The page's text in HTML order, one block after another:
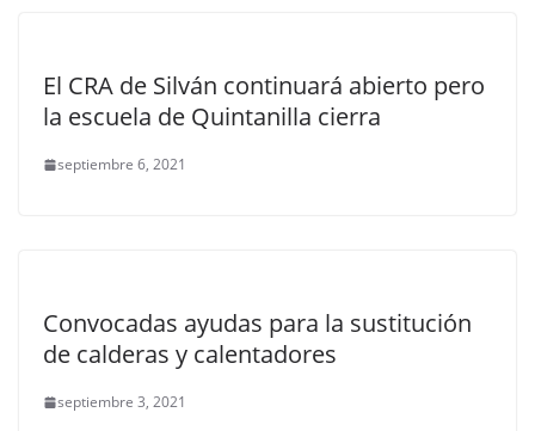
El CRA de Silván continuará abierto pero
la escuela de Quintanilla cierra
septiembre 6, 2021
Convocadas ayudas para la sustitución
de calderas y calentadores
septiembre 3, 2021